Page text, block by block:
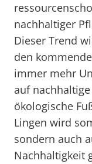
nachhaltiger
Dieser Trend
den
immer mehr
auf
ökologische
Lingen wird
sondern auch
Nachhaltigkeit